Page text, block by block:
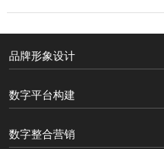
品牌形象设计
数字平台构建
数字整合营销